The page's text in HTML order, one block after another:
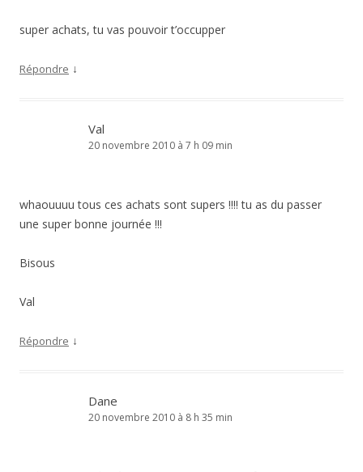
super achats, tu vas pouvoir t’occupper
Répondre ↓
Val
20 novembre 2010 à 7 h 09 min
whaouuuu tous ces achats sont supers !!!! tu as du passer
une super bonne journée !!!
Bisous
Val
Répondre ↓
Dane
20 novembre 2010 à 8 h 35 min